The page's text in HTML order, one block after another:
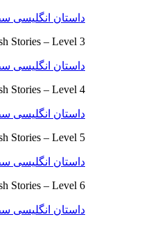
داستان انگلیسی
Stories – Level 3
داستان انگلیسی
Stories – Level 4
داستان انگلیسی
Stories – Level 5
داستان انگلیسی
Stories – Level 6
داستان انگلیسی